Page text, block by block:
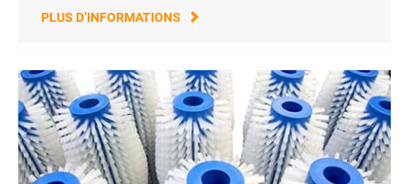
PLUS D’INFORMATIONS